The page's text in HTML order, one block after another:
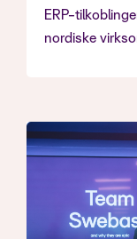
ERP-
nordiske